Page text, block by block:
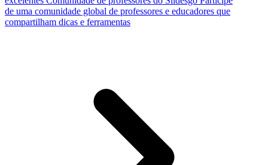
de uma comunidade global de professores e educadores que
compartilham dicas e ferramentas